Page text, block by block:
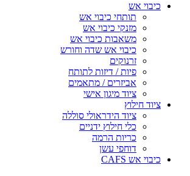
כיבוי אש
תותחי כיבוי אש
מזנקי כיבוי אש
משאבות כיבוי אש
כיבוי אש שדה וחורש
זרנוקים
פיות / דיזות לתותח
אביזרים / מתאמים
ציוד מיגון אישי
ציוד חילוץ
ציוד הידראולי סוללה
כלי חילוץ ידניים
כריות הרמה
דוחפי עשן
כיבוי אש CAFS